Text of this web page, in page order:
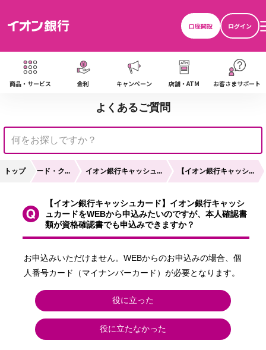
口座開設
ログイン
商品・サービス 金利 キャンペーン 店舗・ATM お客さまサポート
よくあるご質問
トップ
ッシュカード・ク... イオン銀行キャッシュ... 【イオン銀行キャッシ...
【イオン銀行キャッシュカード】イオン銀行キャッシ
ュカードをWEBから申込みたいのですが、本人確認書
類が資格確認書でも申込みできますか？
お申込みいただけません。WEBからのお申込みの場合、個
人番号カード（マイナンバーカード）が必要となります。
役に立った
役に立たなかった